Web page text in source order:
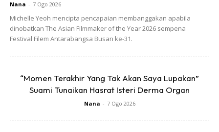
Nana - 7 Ogo 2026
Michelle Yeoh mencipta pencapaian membanggakan apabila
dinobatkan The Asian Filmmaker of the Year 2026 sempena
Festival Filem Antarabangsa Busan ke-31.
“Momen Terakhir Yang Tak Akan Saya Lupakan”
Suami Tunaikan Hasrat Isteri Derma Organ
Nana - 7 Ogo 2026